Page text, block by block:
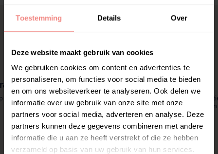
Toestemming Details Over
Deze website maakt gebruik van cookies
We gebruiken cookies om content en advertenties te
personaliseren, om functies voor social media te bieden
en om ons websiteverkeer te analyseren. Ook delen we
informatie over uw gebruik van onze site met onze
partners voor social media, adverteren en analyse. Deze
partners kunnen deze gegevens combineren met andere
informatie die u aan ze heeft verstrekt of die ze hebben
verzameld op basis van uw gebruik van hun services.
Bezorging
alle orders vanaf €
80,00
Snelle Levering
Voor 20:00 uur besteld is
vandaag verzonden van
maandag t/m vrijdag
Garantie
365 dagen
op alle producten